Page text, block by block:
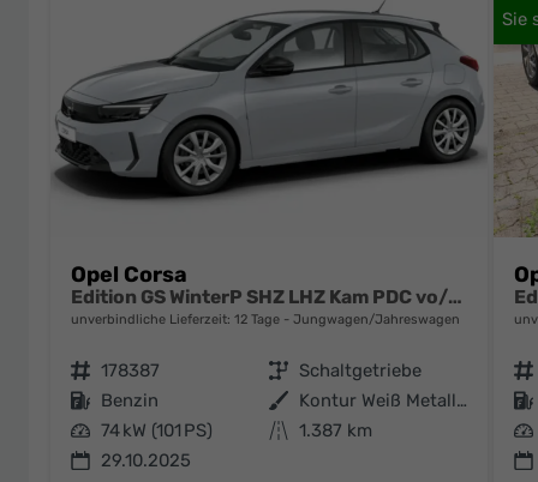
Opel Corsa
Edition GS WinterP SHZ LHZ Kam PDC vo/hi AppC Totw
unverbindliche Lieferzeit: 12 Tage Jungwagen/Jahreswagen
Fahrzeugnr. 178387 Getriebe Schaltgetriebe
Kraftstoff Benzin Außenfarbe
Kontur Weiß Metallic
Leistung 74 kW (101 PS) Kilometerstand 1.387 km
29.10.2025
Fahrzeugnr.
Kraftstoff
Leistung